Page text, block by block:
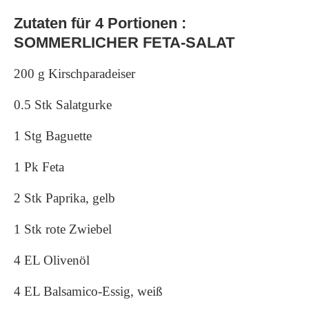
Zutaten für 4 Portionen :
SOMMERLICHER FETA-SALAT
200 g Kirschparadeiser
0.5 Stk Salatgurke
1 Stg Baguette
1 Pk Feta
2 Stk Paprika, gelb
1 Stk rote Zwiebel
4 EL Olivenöl
4 EL Balsamico-Essig, weiß